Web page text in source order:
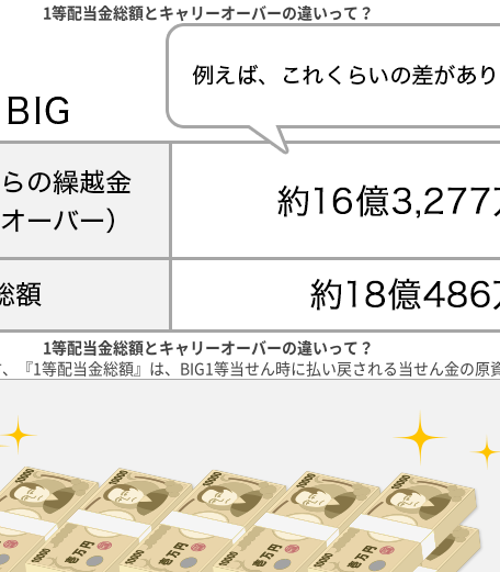
1等配当金総額とキャリーオーバーの違いって？
1等配当金総額とキャリーオーバーの違いって？
1等配当金総額』は、BIG1等当せん時に払い戻される当せん金の原